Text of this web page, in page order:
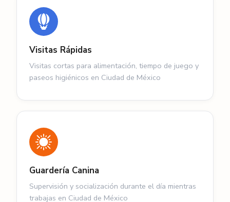
Visitas Rápidas
Visitas cortas para alimentación, tiempo de juego y
paseos higiénicos en Ciudad de México
Guardería Canina
Supervisión y socialización durante el día mientras
trabajas en Ciudad de México